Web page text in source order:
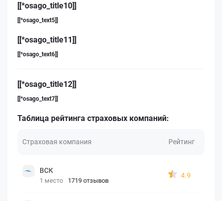
[[*osago_title10]]
[[*osago_text5]]
[[*osago_title11]]
[[*osago_text6]]
[[*osago_title12]]
[[*osago_text7]]
Таблица рейтинга страховых компаний:
Страховая компания Рейтинг
ВСК
1 место 1719 отзывов
4.9